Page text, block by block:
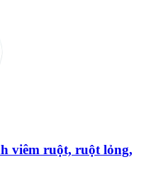
viêm ruột, ruột lỏng,